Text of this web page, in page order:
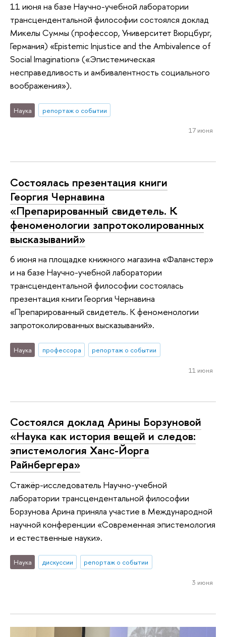
11 июня на базе Научно-учебной лаборатории
трансцендентальной философии состоялся доклад
Микелы Суммы (профессор, Университет Вюрцбург,
Германия) «Epistemic Injustice and the Ambivalence of
Social Imagination» («Эпистемическая
несправедливость и амбивалентность социального
воображения»).
Наука репортаж о событии
17 июня
Состоялась презентация книги
Георгия Чернавина
«Препарированный свидетель. К
феноменологии запротоколированных
высказываний»
6 июня на площадке книжного магазина «Фаланстер»
и на базе Научно-учебной лаборатории
трансцендентальной философии состоялась
презентация книги Георгия Чернавина
«Препарированный свидетель. К феноменологии
запротоколированных высказываний».
Наука профессора репортаж о событии
11 июня
Состоялся доклад Арины Борзуновой
«Наука как история вещей и следов:
эпистемология Ханс-Йорга
Райнбергера»
Стажёр-исследователь Научно-учебной
лаборатории трансцендентальной философии
Борзунова Арина приняла участие в Международной
научной конференции «Современная эпистемология
и естественные науки».
Наука дискуссии репортаж о событии
3 июня